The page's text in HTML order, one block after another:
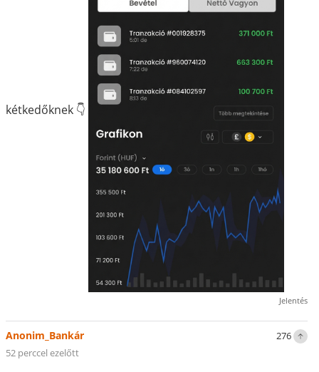
kétkedőknek 👇
Jelentés
276
Anonim_Bankár
52 perccel ezelőtt